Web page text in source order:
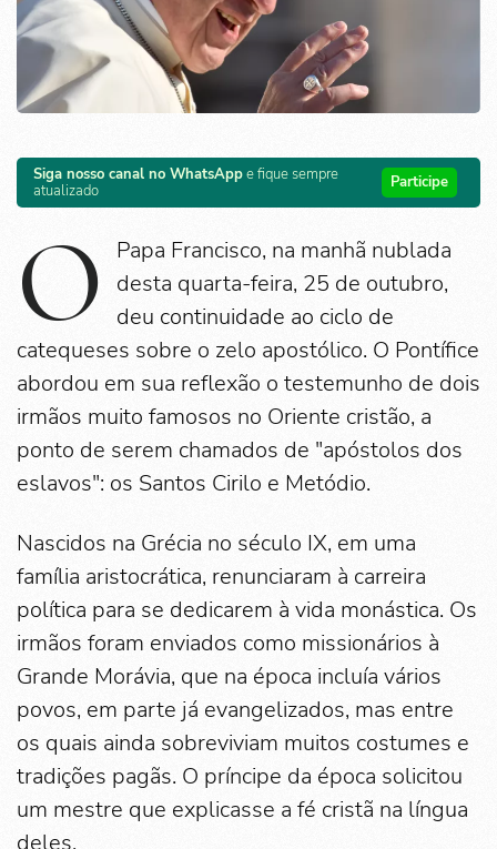
Siga nosso canal no WhatsAppe fique sempre
atualizado
Participe
O
Papa Francisco, na manhã nublada
desta quarta-feira, 25 de outubro,
deu continuidade ao ciclo de
catequeses sobre o zelo apostólico. O Pontífice
abordou em sua reflexão o testemunho de dois
irmãos muito famosos no Oriente cristão, a
ponto de serem chamados de "apóstolos dos
eslavos": os Santos Cirilo e Metódio.
Nascidos na Grécia no século IX, em uma
família aristocrática, renunciaram à carreira
política para se dedicarem à vida monástica. Os
irmãos foram enviados como missionários à
Grande Morávia, que na época incluía vários
povos, em parte já evangelizados, mas entre
os quais ainda sobreviviam muitos costumes e
tradições pagãs. O príncipe da época solicitou
um mestre que explicasse a fé cristã na língua
deles.